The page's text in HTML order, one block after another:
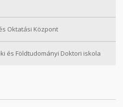
Oktatási Központ
és Földtudományi Doktori iskola